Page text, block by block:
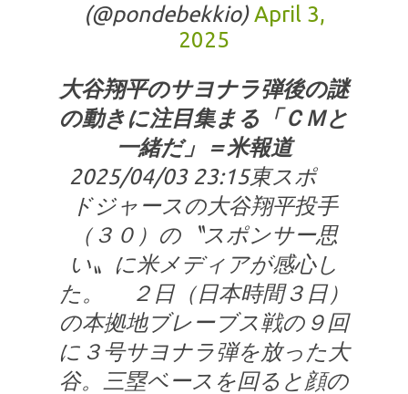
(@pondebekkio)April 3,
2025
大谷翔平のサヨナラ弾後の謎
の動きに注目集まる「ＣＭと
一緒だ」＝米報道
2025/04/03 23:15東スポ
ドジャースの大谷翔平投手
（３０）の〝スポンサー思
い〟に米メディアが感心し
た。 ２日（日本時間３日）
の本拠地ブレーブス戦の９回
に３号サヨナラ弾を放った大
谷。三塁ベースを回ると顔の